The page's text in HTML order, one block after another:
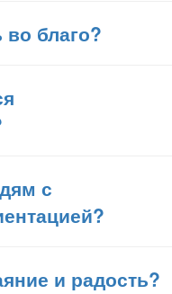
благо?
с
и радость?